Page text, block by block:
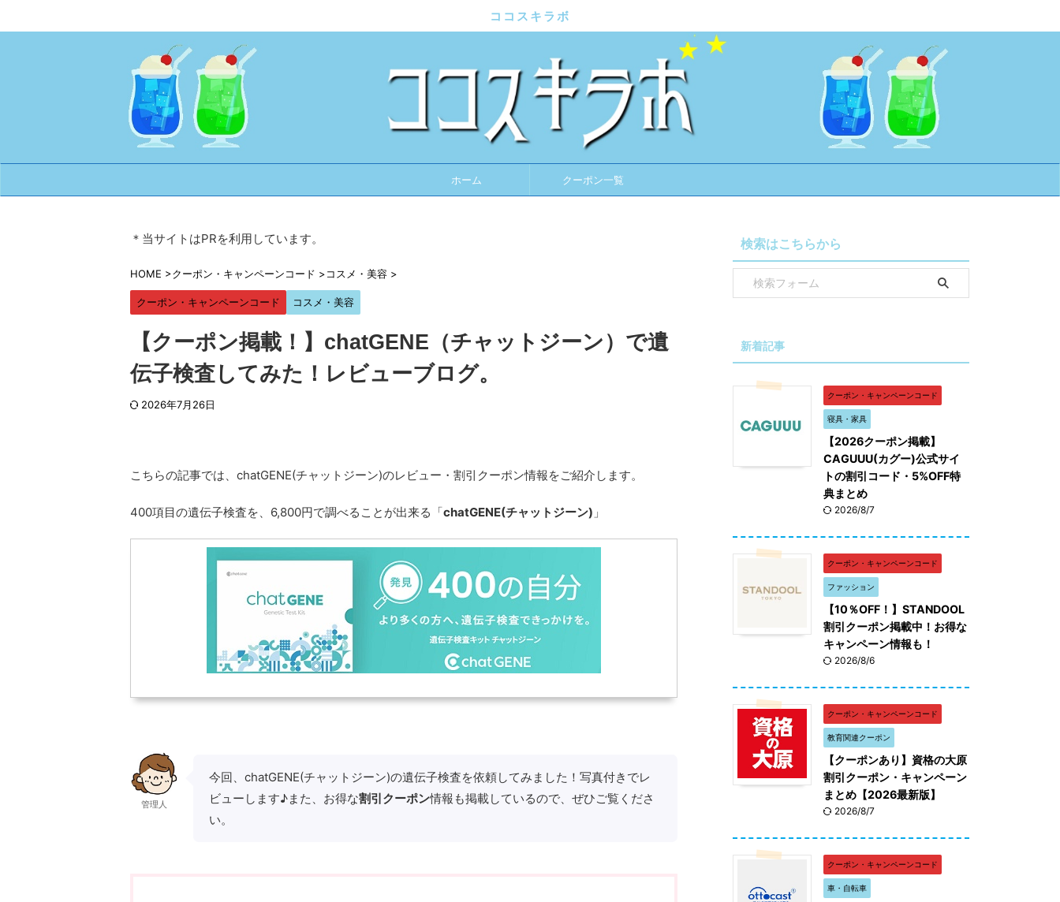
ココスキラボ
ホーム クーポン一覧
＊当サイトはPRを利用しています。
HOME >クーポン・キャンペーンコード >コスメ・美容 >
クーポン・キャンペーンコード コスメ・美容
【クーポン掲載！】chatGENE（チャットジーン）で遺
伝子検査してみた！レビューブログ。
2026年7月26日
こちらの記事では、chatGENE(チャットジーン)のレビュー・割引クーポン情報をご紹介します。
400項目の遺伝子検査を、6,800円で調べることが出来る「chatGENE(チャットジーン) 」
管理人
今回、chatGENE(チャットジーン)の遺伝子検査を依頼してみました！写真付きでレ
ビューします♪また、お得な割引クーポン情報も掲載しているので、ぜひご覧くださ
い。
検索はこちらから
新着記事
クーポン・キャンペーンコード
寝具・家具
【2026クーポン掲載】
CAGUUU(カグー)公式サイ
トの割引コード・5%OFF特
典まとめ
2026/8/7
クーポン・キャンペーンコード
ファッション
【10％OFF！】STANDOOL
割引クーポン掲載中！お得な
キャンペーン情報も！
2026/8/6
クーポン・キャンペーンコード
教育関連クーポン
【クーポンあり】資格の大原
割引クーポン・キャンペーン
まとめ【2026最新版】
2026/8/7
クーポン・キャンペーンコード
車・自転車